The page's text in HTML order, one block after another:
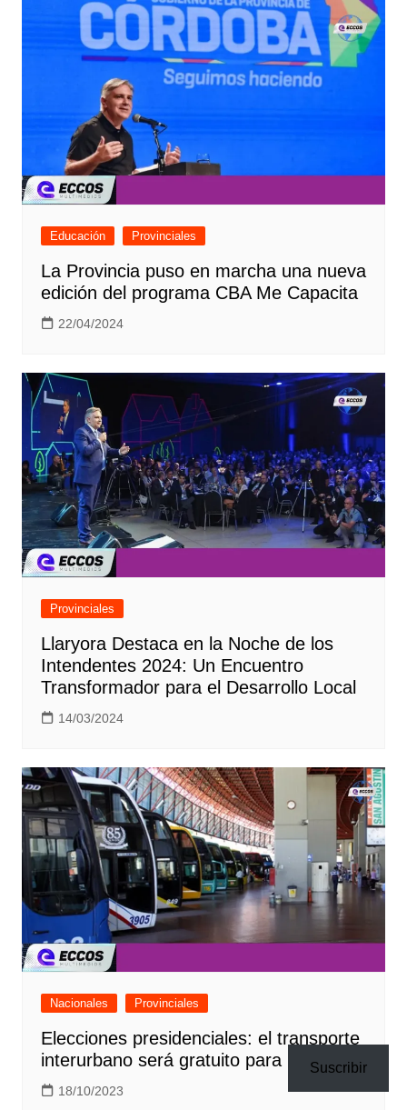
Educación Provinciales
La Provincia puso en marcha una nueva
edición del programa CBA Me Capacita
22/04/2024
Provinciales
Llaryora Destaca en la Noche de los
Intendentes 2024: Un Encuentro
Transformador para el Desarrollo Local
14/03/2024
Nacionales Provinciales
Elecciones presidenciales: el transporte
interurbano será gratuito para ir a votar
18/10/2023
Suscribir